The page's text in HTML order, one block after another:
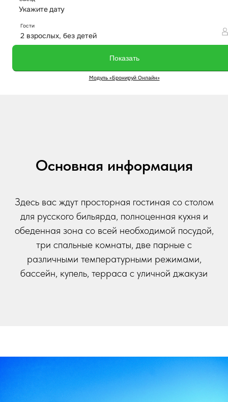
Основная информация
Здесь вас ждут просторная гостиная со столом
для русского бильярда, полноценная кухня и
обеденная зона со всей необходимой посудой,
три спальные комнаты, две парные с
различными температурными режимами,
бассейн, купель, терраса с уличной джакузи